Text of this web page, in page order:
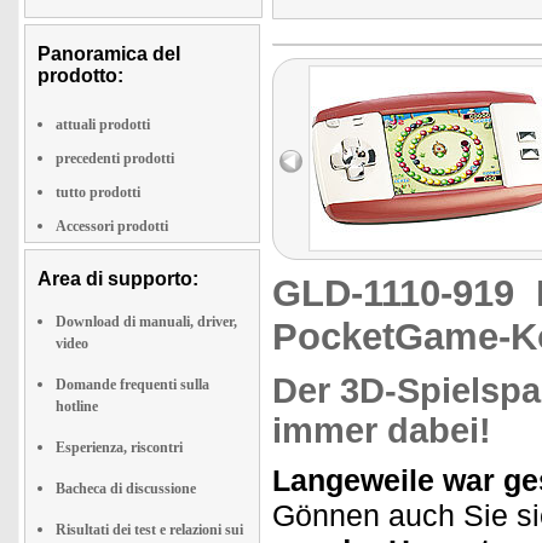
Panoramica del
prodotto:
attuali prodotti
precedenti prodotti
tutto prodotti
Accessori prodotti
Area di supporto:
Download di manuali, driver,
video
Domande frequenti sulla
hotline
Esperienza, riscontri
Bacheca di discussione
Risultati dei test e relazioni sui
GLD-1110-919
PocketGame-
Der 3D-
immer dabei!
Langeweile war
Gönnen auch Sie